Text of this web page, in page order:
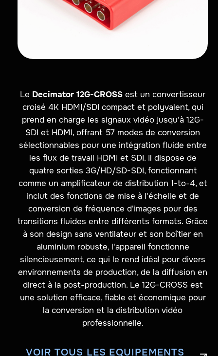
Le Decimator 12G-CROSS est un convertisseur
croisé 4K HDMI/SDI compact et polyvalent, qui
prend en charge les signaux vidéo jusqu'à 12G-
SDI et HDMI, offrant 57 modes de conversion
sélectionnables pour une intégration fluide entre
les flux de travail HDMI et SDI. Il dispose de
quatre sorties 3G/HD/SD-SDI, fonctionnant
comme un amplificateur de distribution 1-to-4, et
inclut des fonctions de mise à l'échelle et de
conversion de fréquence d'images pour des
transitions fluides entre différents formats. Grâce
à son design sans ventilateur et son boîtier en
aluminium robuste, l'appareil fonctionne
silencieusement, ce qui le rend idéal pour divers
environnements de production, de la diffusion en
direct à la post-production. Le 12G-CROSS est
une solution efficace, fiable et économique pour
la conversion et la distribution vidéo
professionnelle.
VOIR TOUS LES EQUIPEMENTS